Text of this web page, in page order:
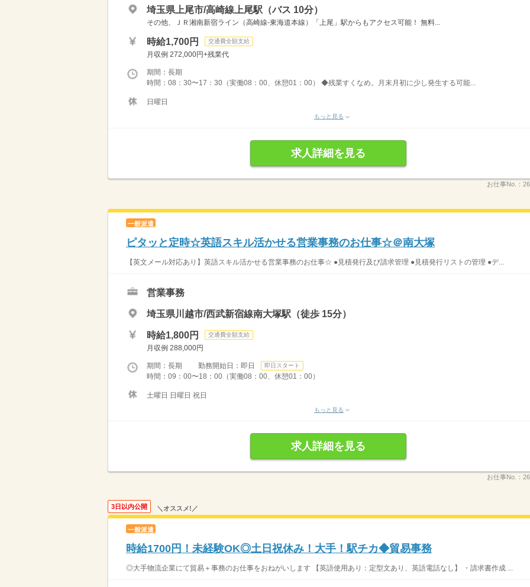
埼玉県上尾市/高崎線上尾駅（バス 10分）
その他、ＪＲ湘南新宿ライン（高崎線‐東海道本線）「上尾」駅からもアクセス可能！ 無料...
時給1,700円 交通費全額支給
月収例 272,000円+残業代
期間：長期
時間：08：30〜17：30（実働08：00、休憩01：00） ◆残業すくなめ。月末月初に少し発生する可能...
日曜日
もっと見る
求人詳細を見る
お仕事No.：
一般派遣
ピタッと定時☆英語スキル活かせる営業事務のお仕事☆＠南大塚
【英文メール対応あり】英語スキル活かせる営業事務のお仕事☆ ●見積発行及び請求管理 ●見積発行リストの管理 ●デ...
営業事務
埼玉県川越市/西武新宿線南大塚駅（徒歩 15分）
時給1,800円 交通費全額支給
月収例 288,000円
期間：長期 勤務開始日：即日 即日スタート
時間：09：00〜18：00（実働08：00、休憩01：00）
土曜日 日曜日 祝日
もっと見る
求人詳細を見る
お仕事No.：
3日以内公開 ＼オススメ!／
一般派遣
時給1700円！未経験OK◎土日祝休み！大手！駅チカ◆貿易事務
◎大手物流企業にて貿易＋事務のお仕事をおねがいします 【英語使用あり：定型文あり、英語電話なし】 ・請求書作成 ...